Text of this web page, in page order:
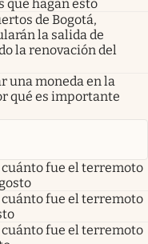
que hagan esto
de Bogotá,
la salida de
la renovación del
una moneda en la
qué es importante
cuánto fue el terremoto
cuánto fue el terremoto
cuánto fue el terremoto